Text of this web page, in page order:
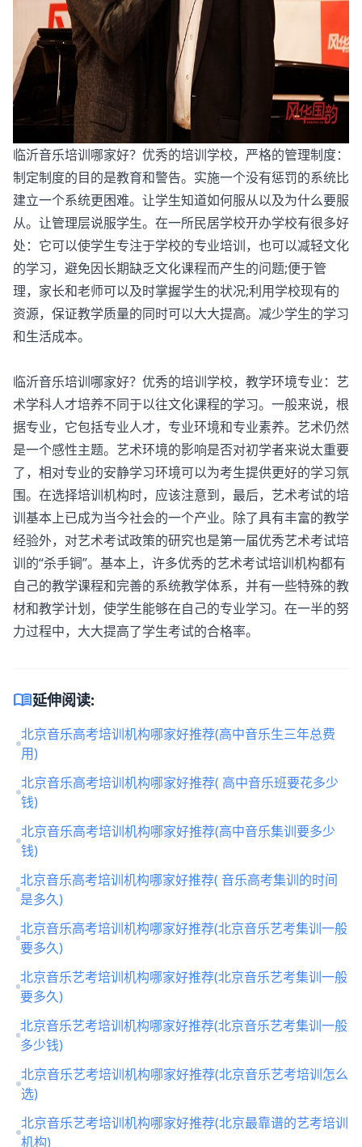
临沂音乐培训哪家好？优秀的培训学校，严格的管理制度：
制定制度的目的是教育和警告。实施一个没有惩罚的系统比
建立一个系统更困难。让学生知道如何服从以及为什么要服
从。让管理层说服学生。在一所民居学校开办学校有很多好
处：它可以使学生专注于学校的专业培训，也可以减轻文化
的学习，避免因长期缺乏文化课程而产生的问题;便于管
理，家长和老师可以及时掌握学生的状况;利用学校现有的
资源，保证教学质量的同时可以大大提高。减少学生的学习
和生活成本。
临沂音乐培训哪家好？优秀的培训学校，教学环境专业：艺
术学科人才培养不同于以往文化课程的学习。一般来说，根
据专业，它包括专业人才，专业环境和专业素养。艺术仍然
是一个感性主题。艺术环境的影响是否对初学者来说太重要
了，相对专业的安静学习环境可以为考生提供更好的学习氛
围。在选择培训机构时，应该注意到，最后，艺术考试的培
训基本上已成为当今社会的一个产业。除了具有丰富的教学
经验外，对艺术考试政策的研究也是第一届优秀艺术考试培
训的“杀手锏”。基本上，许多优秀的艺术考试培训机构都有
自己的教学课程和完善的系统教学体系，并有一些特殊的教
材和教学计划，使学生能够在自己的专业学习。在一半的努
力过程中，大大提高了学生考试的合格率。
menu_book延伸阅读:
北京音乐高考培训机构哪家好推荐(高中音乐生三年总费
用)
北京音乐高考培训机构哪家好推荐( 高中音乐班要花多少
钱)
北京音乐高考培训机构哪家好推荐(高中音乐集训要多少
钱)
北京音乐高考培训机构哪家好推荐( 音乐高考集训的时间
是多久)
北京音乐高考培训机构哪家好推荐(北京音乐艺考集训一般
要多久)
北京音乐艺考培训机构哪家好推荐(北京音乐艺考集训一般
要多久)
北京音乐艺考培训机构哪家好推荐(北京音乐艺考集训一般
多少钱)
北京音乐艺考培训机构哪家好推荐(北京音乐艺考培训怎么
选)
北京音乐艺考培训机构哪家好推荐(北京最靠谱的艺考培训
机构)